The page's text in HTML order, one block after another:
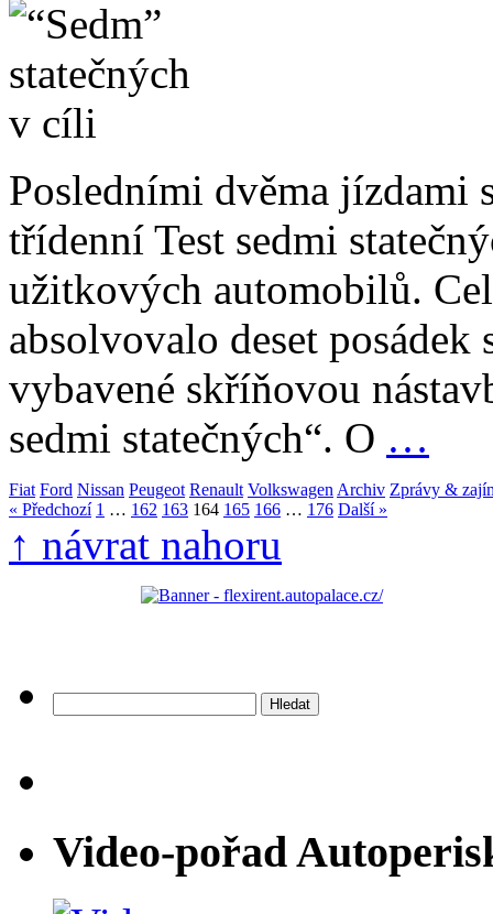
Posledními dvěma jízdami
třídenní Test sedmi
užitkových automobilů.
absolvovalo deset
vybavené skříňovou
sedmi statečných“. O …
Fiat Ford Nissan Peugeot Renault Volkswagen Archiv Zprávy &
« Předchozí 1 … 162 163 164 165 166 … 176 Další »
↑ návrat nahoru
Video-pořad